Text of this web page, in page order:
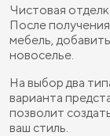
Чистовая
После
мебель,
новоселье.
На выбор два
варианта
позволит
ваш стиль.